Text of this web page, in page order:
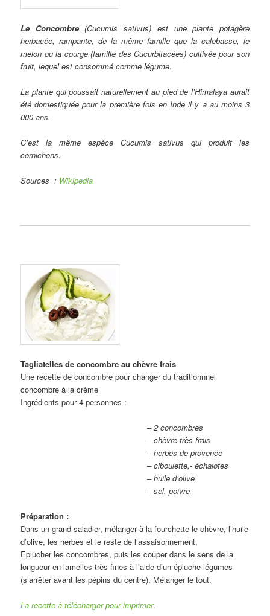
Le Concombre(Cucumis sativus) est une plante potagère
herbacée, rampante, de la même famille que la calebasse, le
melon ou la courge (famille des Cucurbitacées) cultivée pour son
fruit, lequel est consommé comme légume.
La plante qui poussait naturellement au pied de l’Himalaya aurait
été domestiquée pour la première fois en Inde il y a au moins 3
000 ans.
C’est la même espèce Cucumis sativus qui produit les
cornichons.
Sources: Wikipedia
Tagliatelles de concombre au chèvre frais
Une recette de concombre pour changer du traditionnnel
concombre à la crème
Ingrédients pour 4 personnes :
– 2 concombres
– chèvre très frais
– herbes de provence
– ciboulette,- échalotes
– huile d’olive
– sel, poivre
Préparation :
Dans un grand saladier, mélanger à la fourchette le chèvre, l’huile
d’olive, les herbes et le reste de l’assaisonnement.
Eplucher les concombres, puis les couper dans le sens de la
longueur en lamelles très fines à l’aide d’un épluche-légumes
(s’arrêter avant les pépins du centre). Mélanger le tout.
La recette à télécharger pour imprimer.